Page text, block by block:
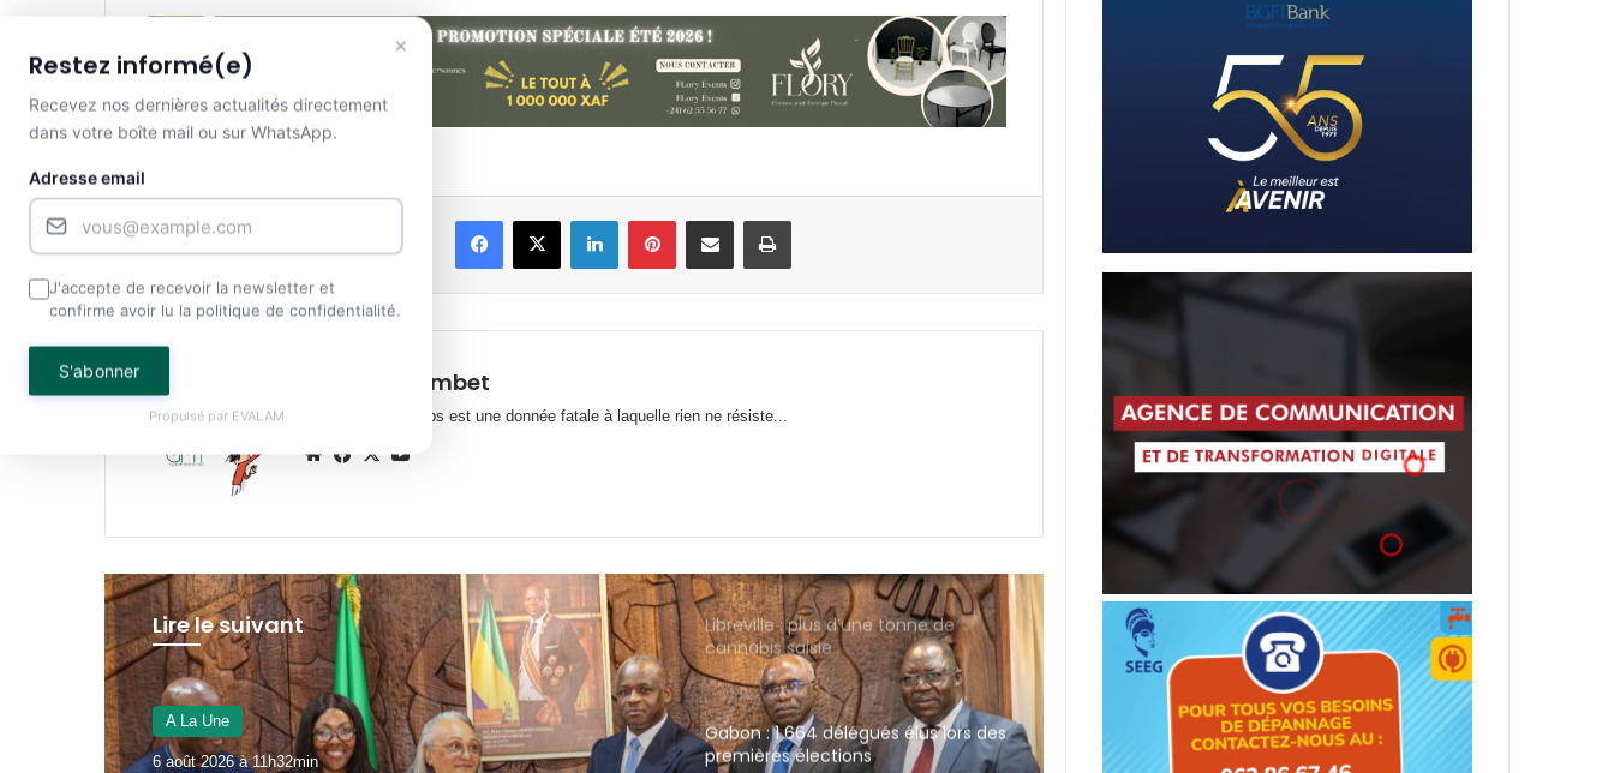
FacebookX LinkedinPinterestPartager par email Imprimer
Henriette Lembet
Journaliste Le temps est une donnée fatale à laquelle rien ne résiste...
WebsiteFacebook
X
Lire le suivant
A La Une
6 août 2026 à 11h32min
Albert II de Monaco sur son projet
d’implantation
Nationale 1 : quatre morts
enregistrés en l’espace d’une
semaine
sur le bloc d’Etame
Gabon : stages payants au CHUL,
Gabon : la Task Force lance un
audit du FGIS, de GOC et de la
d’entrée 2026-2027 ouvertes
Libreville : plus d’une tonne de
cannabis saisie
Gabon : 1 664 délégués élus lors des
premières élections
×
Restez informé(e)
Recevez nos dernières actualités directement
dans votre boîte mail ou sur WhatsApp.
Adresse email
J'accepte de recevoir la newsletter et
confirme avoir lu la politique de confidentialité.
S'abonner
Propulsé par EVALAM